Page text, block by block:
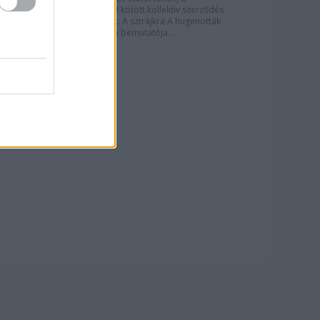
dolgozókkal kötött kollektív szerződés
hiánya miatt. A sztrájkra A hugenották
október 28-i bemutatója...